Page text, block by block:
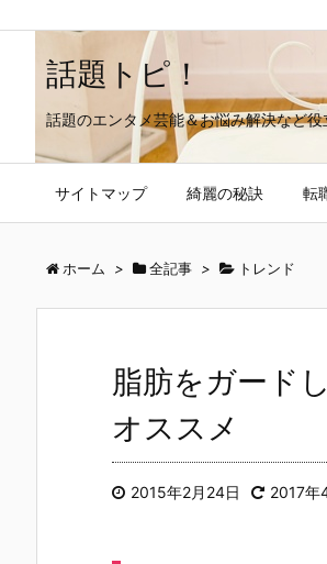
話題トピ！
話題のエンタメ芸能＆お悩み解決など
サイトマップ 綺麗の秘訣 転
ホーム > 全記事 > トレンド
脂肪をガード
オススメ
2015年2月24日 2017年